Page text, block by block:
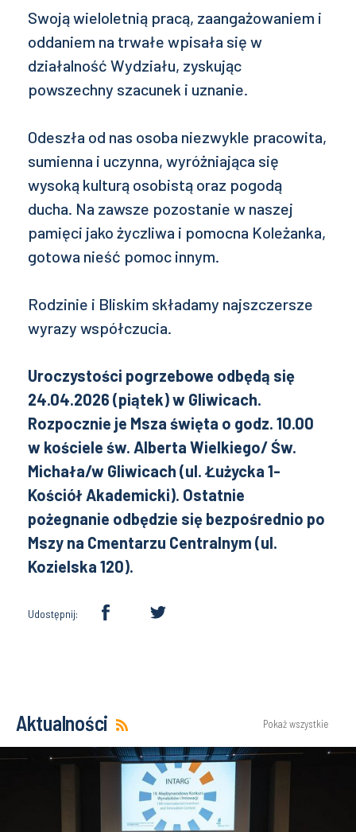
Swoją wieloletnią pracą, zaangażowaniem i
oddaniem na trwałe wpisała się w
działalność Wydziału, zyskując
powszechny szacunek i uznanie.
Odeszła od nas osoba niezwykle pracowita,
sumienna i uczynna, wyróżniająca się
wysoką kulturą osobistą oraz pogodą
ducha. Na zawsze pozostanie w naszej
pamięci jako życzliwa i pomocna Koleżanka,
gotowa nieść pomoc innym.
Rodzinie i Bliskim składamy najszczersze
wyrazy współczucia.
Uroczystości pogrzebowe odbędą się
24.04.2026 (piątek) w Gliwicach.
Rozpocznie je Msza święta o godz. 10.00
w kościele św. Alberta Wielkiego/ Św.
Michała/w Gliwicach (ul. Łużycka 1-
Kościół Akademicki). Ostatnie
pożegnanie odbędzie się bezpośrednio po
Mszy na Cmentarzu Centralnym (ul.
Kozielska 120).
Udostępnij:
Aktualności Pokaż wszystkie